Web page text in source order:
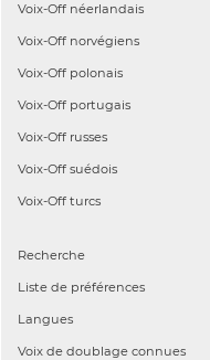
Voix-Off néerlandais
Voix-Off norvégiens
Voix-Off polonais
Voix-Off portugais
Voix-Off russes
Voix-Off suédois
Voix-Off turcs
Recherche
Liste de préférences
Langues
Voix de doublage connues